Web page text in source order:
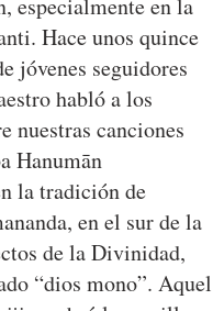
Hace unos quince
jóvenes seguidores
habló a los
nuestras canciones
Hanumān
la tradición de
en el sur de la
de la Divinidad,
“dios mono”. Aquel